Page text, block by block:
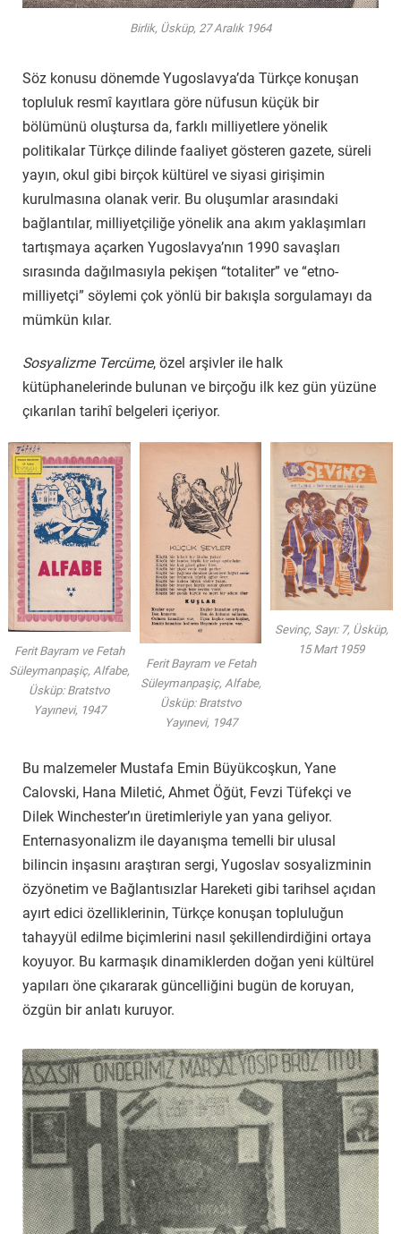
Birlik, Üsküp, 27 Aralık 1964
Söz konusu dönemde Yugoslavya’da Türkçe konuşan
topluluk resmî kayıtlara göre nüfusun küçük bir
bölümünü oluştursa da, farklı milliyetlere yönelik
politikalar Türkçe dilinde faaliyet gösteren gazete, süreli
yayın, okul gibi birçok kültürel ve siyasi girişimin
kurulmasına olanak verir. Bu oluşumlar arasındaki
bağlantılar, milliyetçiliğe yönelik ana akım yaklaşımları
tartışmaya açarken Yugoslavya’nın 1990 savaşları
sırasında dağılmasıyla pekişen “totaliter” ve “etno-
milliyetçi” söylemi çok yönlü bir bakışla sorgulamayı da
mümkün kılar.
Sosyalizme Tercüme, özel arşivler ile halk
kütüphanelerinde bulunan ve birçoğu ilk kez gün yüzüne
çıkarılan tarihî belgeleri içeriyor.
Ferit Bayram ve Fetah
Süleymanpaşiç, Alfabe,
Üsküp: Bratstvo
Yayınevi, 1947
Ferit Bayram ve Fetah
Süleymanpaşiç, Alfabe,
Üsküp: Bratstvo
Yayınevi, 1947
Sevinç, Sayı: 7, Üsküp,
15 Mart 1959
Bu malzemeler Mustafa Emin Büyükcoşkun, Yane
Calovski, Hana Miletić, Ahmet Öğüt, Fevzi Tüfekçi ve
Dilek Winchester’ın üretimleriyle yan yana geliyor.
Enternasyonalizm ile dayanışma temelli bir ulusal
bilincin inşasını araştıran sergi, Yugoslav sosyalizminin
özyönetim ve Bağlantısızlar Hareketi gibi tarihsel açıdan
ayırt edici özelliklerinin, Türkçe konuşan topluluğun
tahayyül edilme biçimlerini nasıl şekillendirdiğini ortaya
koyuyor. Bu karmaşık dinamiklerden doğan yeni kültürel
yapıları öne çıkararak güncelliğini bugün de koruyan,
özgün bir anlatı kuruyor.